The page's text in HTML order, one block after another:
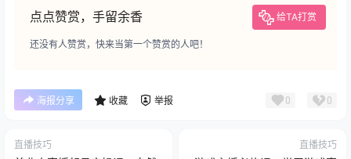
点点赞赏，手留余香 给TA打赏
还没有人赞赏，快来当第一个赞赏的人吧！
海报分享 收藏 举报 0 0
直播技巧 直播技巧